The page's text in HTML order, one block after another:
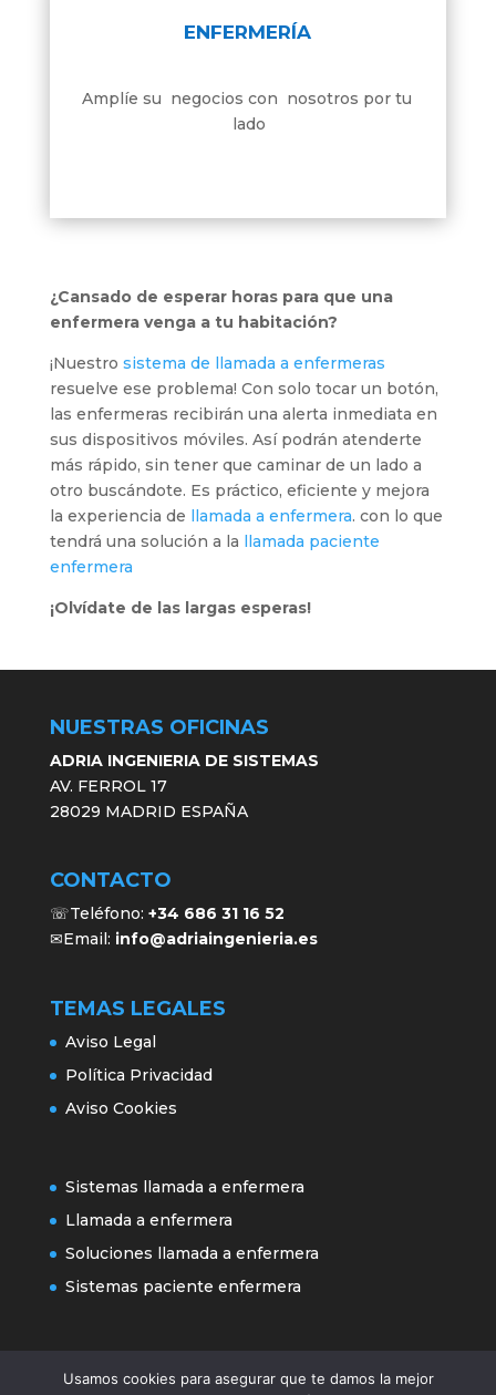
ENFERMERÍA
Amplíe su negocios con nosotros por tu
lado
¿Cansado de esperar horas para que una
enfermera venga a tu habitación?
¡Nuestro sistema de llamada a enfermeras
resuelve ese problema! Con solo tocar un botón,
las enfermeras recibirán una alerta inmediata en
sus dispositivos móviles. Así podrán atenderte
más rápido, sin tener que caminar de un lado a
otro buscándote. Es práctico, eficiente y mejora
la experiencia de llamada a enfermera. con lo que
tendrá una solución a la llamada paciente
enfermera
¡Olvídate de las largas esperas!
NUESTRAS OFICINAS
ADRIA INGENIERIA DE SISTEMAS
AV. FERROL 17
28029 MADRID ESPAÑA
CONTACTO
☏Teléfono: +34 686 31 16 52
✉Email: info@adriaingenieria.es
TEMAS LEGALES
Aviso Legal
Política Privacidad
Aviso Cookies
Sistemas llamada a enfermera
Llamada a enfermera
Soluciones llamada a enfermera
Sistemas paciente enfermera
Usamos cookies para asegurar que te damos la mejor